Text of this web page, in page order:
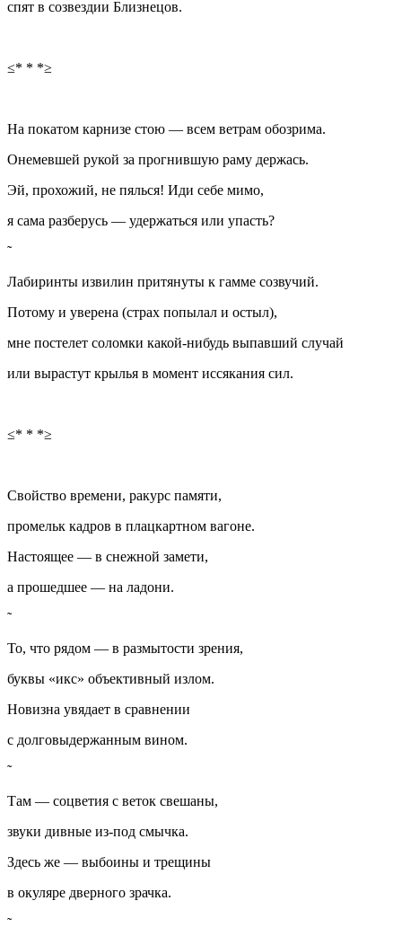
спят в созвездии Близнецов.
≤* * *≥
На покатом карнизе стою — всем ветрам обозрима.
Онемевшей рукой за прогнившую раму держась.
Эй, прохожий, не пялься! Иди себе мимо,
я сама разберусь — удержаться или упасть?
Лабиринты извилин притянуты к гамме созвучий.
Потому и уверена (страх попылал и остыл),
мне постелет соломки какой-нибудь выпавший случай
или вырастут крылья в момент иссякания сил.
≤* * *≥
Свойство времени, ракурс памяти,
промельк кадров в плацкартном вагоне.
Настоящее — в снежной замети,
а прошедшее — на ладони.
То, что рядом — в размытости зрения,
буквы «икс» объективный излом.
Новизна увядает в сравнении
с долговыдержанным вином.
Там — соцветия с веток свешаны,
звуки дивные из-под смычка.
Здесь же — выбоины и трещины
в окуляре дверного зрачка.